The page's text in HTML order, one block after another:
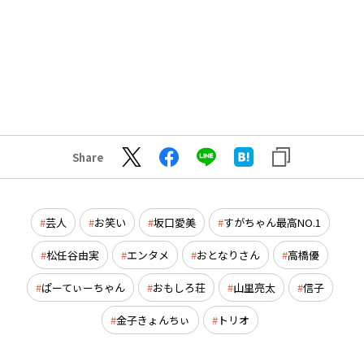
Share
芸人 お笑い 坂口愛美 すがちゃん最高NO.1
松任谷由実 エンタメ おとなりさん 高橋優
ぱーてぃーちゃん おもしろ荘 山里亮太 信子
金子きょんちぃ トリオ